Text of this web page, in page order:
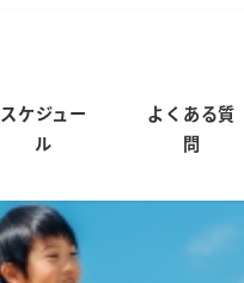
スケジュー
ル
よくある質
問